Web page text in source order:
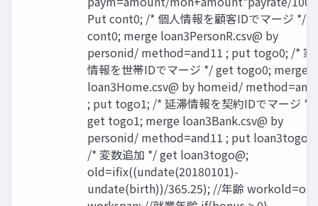
Put cont0; /* 個人情報を顧客IDでマージ */
cont0; merge loan3PersonR.csv@ by
personid/ method=and11 ; put togo0; /* 家
情報を世帯IDでマージ */ get togo0; merge
loan3Home.csv@ by homeid/
; put togo1; /* 延滞情報を契約IDでマージ */
get togo1; merge loan3Bank.csv@ by
personid/ method=and11 ; put
/* 変数追加 */ get loan3togo@;
old=ifix((undate(20180101)-
undate(birth))/365.25); //年齢